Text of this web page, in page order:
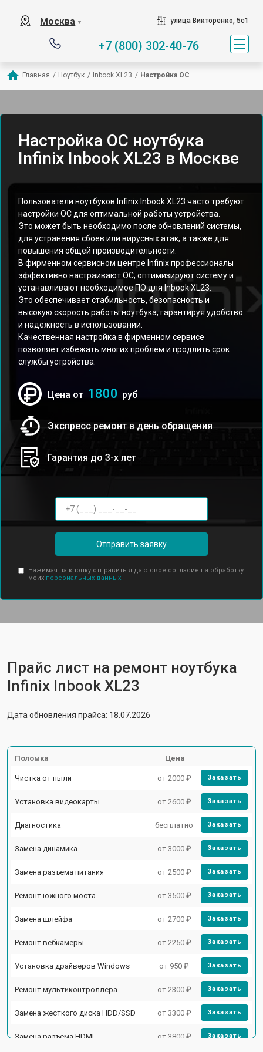
Москва ▼ улица Викторенко, 5с1
+7 (800) 302-40-76
Главная / Ноутбук / Inbook XL23 / Настройка ОС
Настройка ОС ноутбука
Infinix Inbook XL23 в Москве
Пользователи ноутбуков Infinix Inbook XL23 часто требуют
настройки ОС для оптимальной работы устройства.
Это может быть необходимо после обновлений системы,
для устранения сбоев или вирусных атак, а также для
повышения общей производительности.
В фирменном сервисном центре Infinix профессионалы
эффективно настраивают ОС, оптимизируют систему и
устанавливают необходимое ПО для Inbook XL23.
Это обеспечивает стабильность, безопасность и
высокую скорость работы ноутбука, гарантируя удобство
и надежность в использовании.
Качественная настройка в фирменном сервисе
позволяет избежать многих проблем и продлить срок
службы устройства.
Цена от 1800 руб
Экспресс ремонт в день обращения
Гарантия до 3-х лет
Отправить заявку
Нажимая на кнопку отправить я даю свое согласие на обработку
моих персональных данных.
Прайс лист на ремонт ноутбука
Infinix Inbook XL23
Дата обновления прайса: 18.07.2026
Поломка Цена
Чистка от пыли от 2000 ₽ Заказать
Установка видеокарты от 2600 ₽ Заказать
Диагностика бесплатно Заказать
Замена динамика от 3000 ₽ Заказать
Замена разъема питания от 2500 ₽ Заказать
Ремонт южного моста от 3500 ₽ Заказать
Замена шлейфа от 2700 ₽ Заказать
Ремонт вебкамеры от 2250 ₽ Заказать
Установка драйверов Windows от 950 ₽ Заказать
Ремонт мультиконтроллера от 2300 ₽ Заказать
Замена жесткого диска HDD/SSD от 3300 ₽ Заказать
Замена разъема HDMI от 3800 ₽ Заказать